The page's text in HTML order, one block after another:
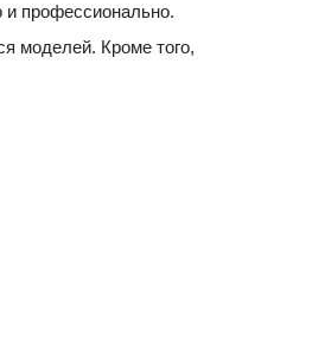
и профессионально.
моделей. Кроме того,